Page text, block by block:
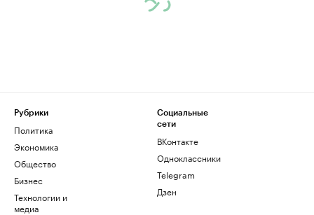
Рубрики
Политика
Экономика
Общество
Бизнес
Технологии и
медиа
Социальные
сети
ВКонтакте
Одноклассники
Telegram
Дзен